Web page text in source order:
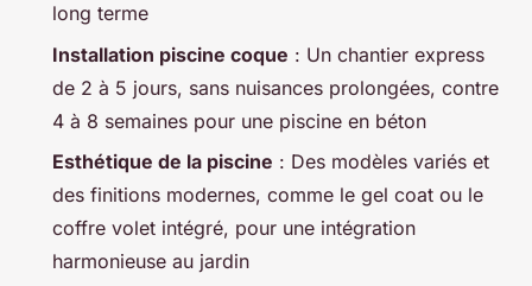
long terme
Installation piscine coque : Un chantier express
de 2 à 5 jours, sans nuisances prolongées, contre
4 à 8 semaines pour une piscine en béton
Esthétique de la piscine : Des modèles variés et
des finitions modernes, comme le gel coat ou le
coffre volet intégré, pour une intégration
harmonieuse au jardin